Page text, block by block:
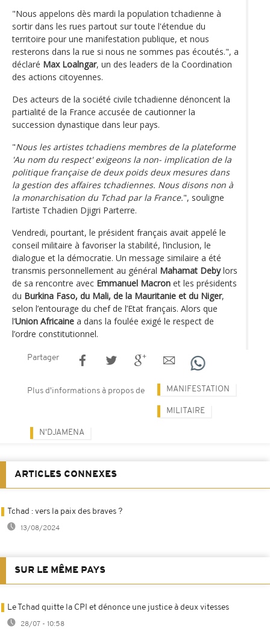
"Nous appelons dès mardi la population tchadienne à
sortir dans les rues partout sur toute l'étendue du
territoire pour une manifestation publique, et nous
resterons dans la rue si nous ne sommes pas écoutés.", a
déclaré Max Loalngar, un des leaders de la Coordination
des actions citoyennes.
Des acteurs de la société civile tchadienne dénoncent la
partialité de la France accusée de cautionner la
succession dynastique dans leur pays.
"Nous les artistes tchadiens membres de la plateforme
'Au nom du respect' exigeons la non- implication de la
politique française de deux poids deux mesures dans
la gestion des affaires tchadiennes. Nous disons non à
la monarchisation du Tchad par la France.", souligne
l’artiste Tchadien Djigri Parterre.
Vendredi, pourtant, le président français avait appelé le
conseil militaire à favoriser la stabilité, l’inclusion, le
dialogue et la démocratie. Un message similaire a été
transmis personnellement au général Mahamat Debylors
de sa rencontre avec Emmanuel Macron et les présidents
du Burkina Faso, du Mali, de la Mauritanie et du Niger,
selon l’entourage du chef de l’Etat français. Alors que
l’Union Africaine a dans la foulée exigé le respect de
l’ordre constitutionnel.
Partager
Plus d'informations à propos de MANIFESTATION
MILITAIRE
N'DJAMENA
ARTICLES CONNEXES
Tchad : vers la paix des braves ?
13/08/2024
SUR LE MÊME PAYS
Le Tchad quitte la CPI et dénonce une justice à deux vitesses
28/07 - 10:58